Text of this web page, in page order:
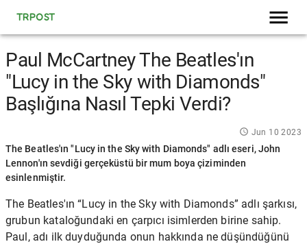
TRPOST
Paul McCartney The Beatles'ın
"Lucy in the Sky with Diamonds"
Başlığına Nasıl Tepki Verdi?
Jun 10 2023
The Beatles'ın "Lucy in the Sky with Diamonds" adlı eseri, John
Lennon'ın sevdiği gerçeküstü bir mum boya çiziminden
esinlenmiştir.
The Beatles'ın “Lucy in the Sky with Diamonds” adlı şarkısı,
grubun kataloğundaki en çarpıcı isimlerden birine sahip.
Paul, adı ilk duyduğunda onun hakkında ne düşündüğünü